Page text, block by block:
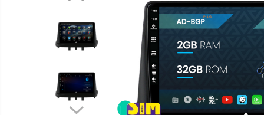
Telefoane mobile Ulefone
Telefoane mobile Unihertz
Telefoane mobile Blackview
Telefoane mobile OSCAL
Telefoane mobile Fossibot